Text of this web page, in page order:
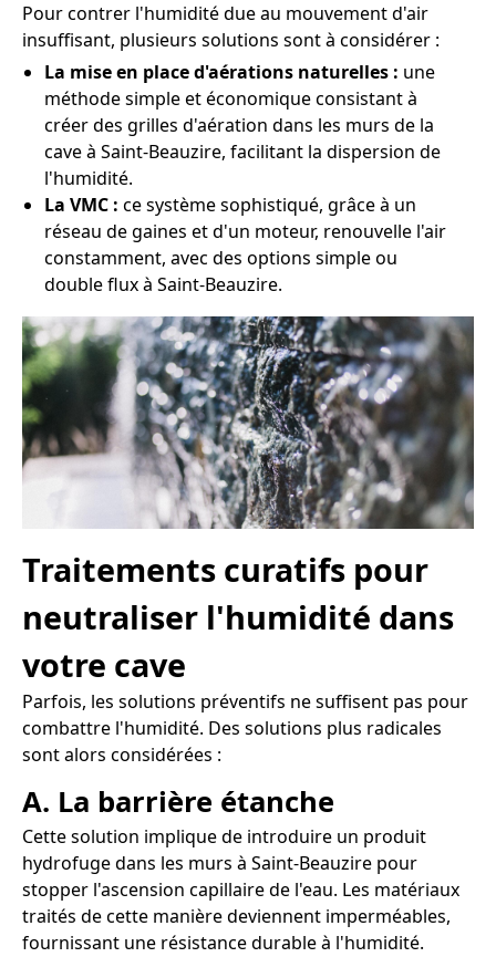
Pour contrer l'humidité due au mouvement d'air
insuffisant, plusieurs solutions sont à considérer :
La mise en place d'aérations naturelles : une
méthode simple et économique consistant à
créer des grilles d'aération dans les murs de la
cave à Saint-Beauzire, facilitant la dispersion de
l'humidité.
La VMC : ce système sophistiqué, grâce à un
réseau de gaines et d'un moteur, renouvelle l'air
constamment, avec des options simple ou
double flux à Saint-Beauzire.
Traitements curatifs pour
neutraliser l'humidité dans
votre cave
Parfois, les solutions préventifs ne suffisent pas pour
combattre l'humidité. Des solutions plus radicales
sont alors considérées :
A. La barrière étanche
Cette solution implique de introduire un produit
hydrofuge dans les murs à Saint-Beauzire pour
stopper l'ascension capillaire de l'eau. Les matériaux
traités de cette manière deviennent imperméables,
fournissant une résistance durable à l'humidité.